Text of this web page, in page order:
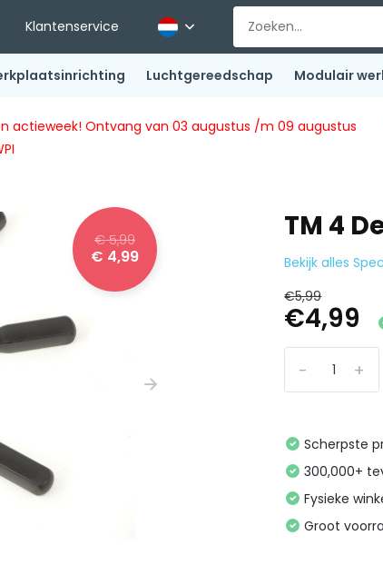
Klantenservice
Luchtgereedschap Modulair
actieweek! Ontvang van 03 augustus /m 09 augustus
€ 5,99
€ 4,99
TM 4
Bekijk alles
€5,99
€4,99
+
-
Scherpste
300,000+
Fysieke
Groot